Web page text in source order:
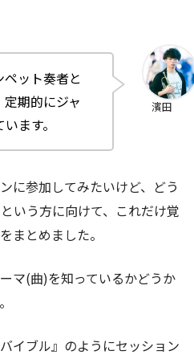
濱田
ット奏者と
期的にジャ
ます。
に参加してみたいけど、どう
いう方に向けて、これだけ覚
まとめました。
マ(曲)を知っているかどうか
イブル』のようにセッション